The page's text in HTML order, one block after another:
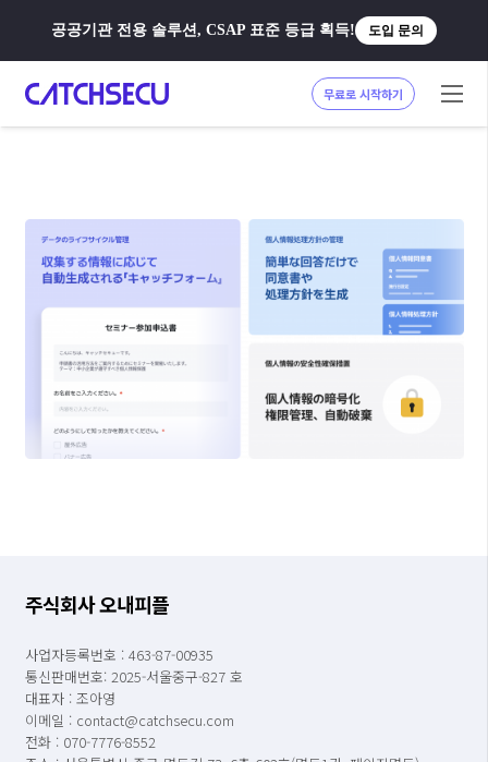
공공기관 전용 솔루션, CSAP 표준 등급 획득! 도입 문의
무료로 시작하기
주식회사 오내피플
사업자등록번호 : 463-87-00935
통신판매번호: 2025-서울중구-827 호
대표자 : 조아영
이메일 : contact@catchsecu.com
전화 : 070-7776-8552